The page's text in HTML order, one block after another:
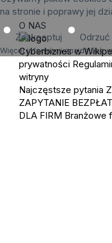
na stronie i poprawy jej
Zaakceptuj Odrzuć
Więcej informacji znajdziesz
O NAS
Cyberbiznes w
prywatności
witryny
Najczęstsze pytania
ZAPYTANIE
DLA FIRM Branżowe